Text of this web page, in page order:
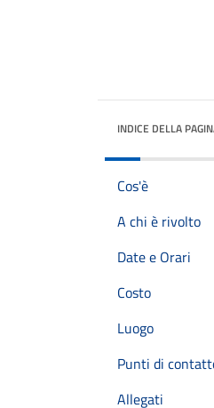
INDICE DELLA
Cos'è
A chi è rivolto
Date e Orari
Costo
Luogo
Punti di
Allegati